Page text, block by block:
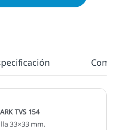
TVS 154
33×33 mm.